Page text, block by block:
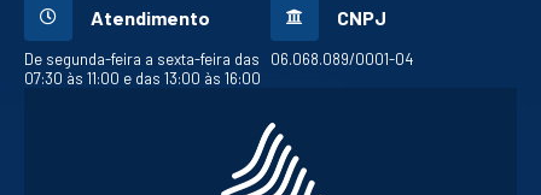
Atendimento
De segunda-feira a sexta-feira das
07:30 às 11:00 e das 13:00 às 16:00
CNPJ
06.068.089/0001-04